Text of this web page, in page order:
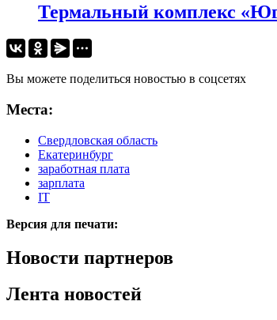
Термальный комплекс
Вы можете поделиться новостью в соцсетях
Места:
Свердловская область
Екатеринбург
заработная плата
зарплата
IT
Версия для печати:
Новости партнеров
Лента новостей